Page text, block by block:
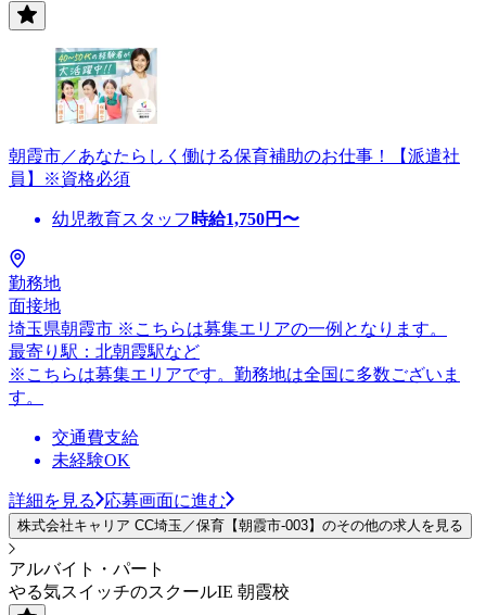
朝霞市／あなたらしく働ける保育補助のお仕事！【派遣社
員】※資格必須
幼児教育スタッフ 時給1,750円〜
勤務地
面接地
埼玉県朝霞市 ※こちらは募集エリアの一例となります。
最寄り駅：北朝霞駅など
※こちらは募集エリアです。勤務地は全国に多数ございま
す。
交通費支給
未経験OK
詳細を見る 応募画面に進む
株式会社キャリア CC埼玉／保育【朝霞市-003】のその他の求人を見る
アルバイト・パート
やる気スイッチのスクールIE 朝霞校